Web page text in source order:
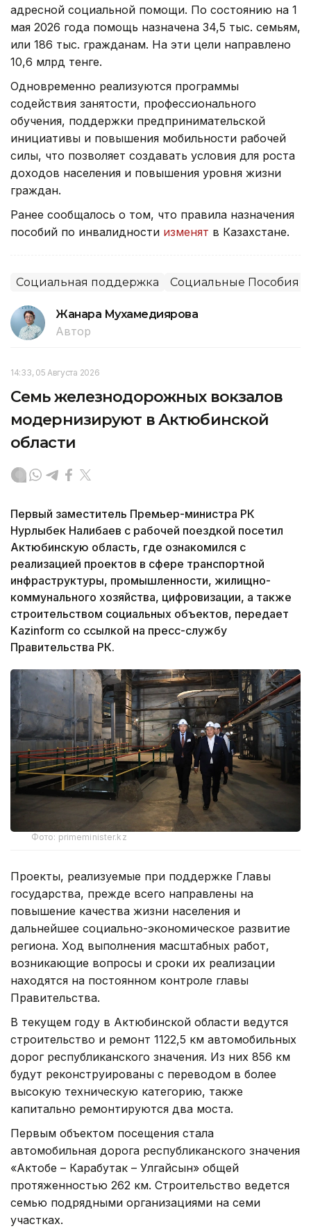
адресной социальной помощи. По состоянию на 1
мая 2026 года помощь назначена 34,5 тыс. семьям,
или 186 тыс. гражданам. На эти цели направлено
10,6 млрд тенге.
Одновременно реализуются программы
содействия занятости, профессионального
обучения, поддержки предпринимательской
инициативы и повышения мобильности рабочей
силы, что позволяет создавать условия для роста
доходов населения и повышения уровня жизни
граждан.
Ранее сообщалось о том, что правила назначения
пособий по инвалидности изменят в Казахстане.
Социальная поддержка Социальные Пособия
Жанара Мухамедиярова
Автор
14:33, 05 Августа 2026
Семь железнодорожных вокзалов
модернизируют в Актюбинской
области
Первый заместитель Премьер-министра РК
Нурлыбек Налибаев с рабочей поездкой посетил
Актюбинскую область, где ознакомился с
реализацией проектов в сфере транспортной
инфраструктуры, промышленности, жилищно-
коммунального хозяйства, цифровизации, а также
строительством социальных объектов, передает
Kazinform со ссылкой на пресс-службу
Правительства РК.
Фото: primeminister.kz
Проекты, реализуемые при поддержке Главы
государства, прежде всего направлены на
повышение качества жизни населения и
дальнейшее социально-экономическое развитие
региона. Ход выполнения масштабных работ,
возникающие вопросы и сроки их реализации
находятся на постоянном контроле главы
Правительства.
В текущем году в Актюбинской области ведутся
строительство и ремонт 1122,5 км автомобильных
дорог республиканского значения. Из них 856 км
будут реконструированы с переводом в более
высокую техническую категорию, также
капитально ремонтируются два моста.
Первым объектом посещения стала
автомобильная дорога республиканского значения
«Актобе – Карабутак – Улгайсын» общей
протяженностью 262 км. Строительство ведется
семью подрядными организациями на семи
участках.